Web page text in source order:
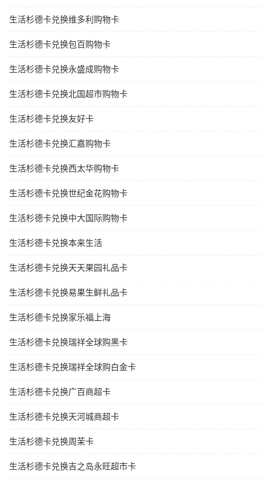
生活杉德卡兑换维多利购物卡
生活杉德卡兑换包百购物卡
生活杉德卡兑换永盛成购物卡
生活杉德卡兑换北国超市购物卡
生活杉德卡兑换友好卡
生活杉德卡兑换汇嘉购物卡
生活杉德卡兑换西太华购物卡
生活杉德卡兑换世纪金花购物卡
生活杉德卡兑换中大国际购物卡
生活杉德卡兑换本来生活
生活杉德卡兑换天天果园礼品卡
生活杉德卡兑换易果生鲜礼品卡
生活杉德卡兑换家乐福上海
生活杉德卡兑换瑞祥全球购黑卡
生活杉德卡兑换瑞祥全球购白金卡
生活杉德卡兑换广百商超卡
生活杉德卡兑换天河城商超卡
生活杉德卡兑换周茉卡
生活杉德卡兑换吉之岛永旺超市卡